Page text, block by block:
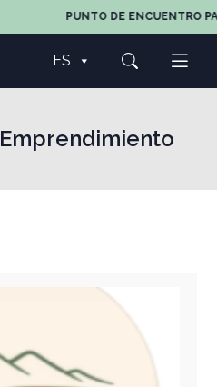
PUNTO DE ENCUENTRO PARA
ES
Emprendimiento